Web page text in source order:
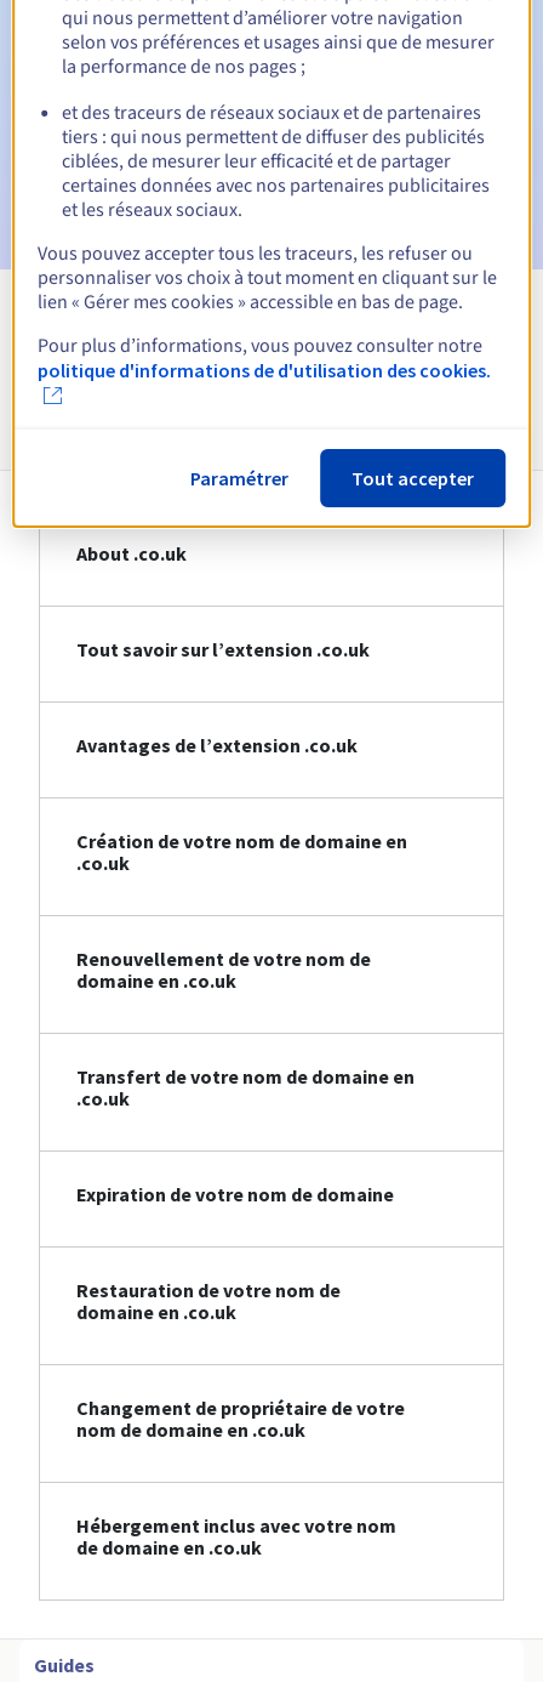
Emails d'avertissement :60, 30, 15, 7 et 3 jours avant la
date d'échéance
E-mail le jour de l'expirationpour notification de la
suspension du nom de domaine
E-mail après la Redemption Grace Periodpour
notification de la suppression du nom de domaine
About .co.uk
Tout savoir sur l’extension .co.uk
Avantages de l’extension .co.uk
Création de votre nom de domaine en
.co.uk
Renouvellement de votre nom de
domaine en .co.uk
Transfert de votre nom de domaine en
.co.uk
Expiration de votre nom de domaine
Restauration de votre nom de
domaine en .co.uk
Changement de propriétaire de votre
nom de domaine en .co.uk
Hébergement inclus avec votre nom
de domaine en .co.uk
Guides
qui nous permettent d’améliorer votre navigation
selon vos préférences et usages ainsi que de mesurer
la performance de nos pages ;
et des traceurs de réseaux sociaux et de partenaires
tiers : qui nous permettent de diffuser des publicités
ciblées, de mesurer leur efficacité et de partager
certaines données avec nos partenaires publicitaires
et les réseaux sociaux.
Vous pouvez accepter tous les traceurs, les refuser ou
personnaliser vos choix à tout moment en cliquant sur le
lien « Gérer mes cookies » accessible en bas de page.
Pour plus d’informations, vous pouvez consulter notre
politique d'informations de d'utilisation des cookies.
Paramétrer Tout accepter